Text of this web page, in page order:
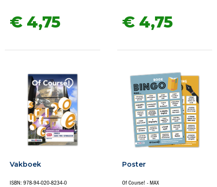
€ 4,75 € 4,75
Vakboek
ISBN: 978-94-020-8234-0
Poster
Of Course! - MAX